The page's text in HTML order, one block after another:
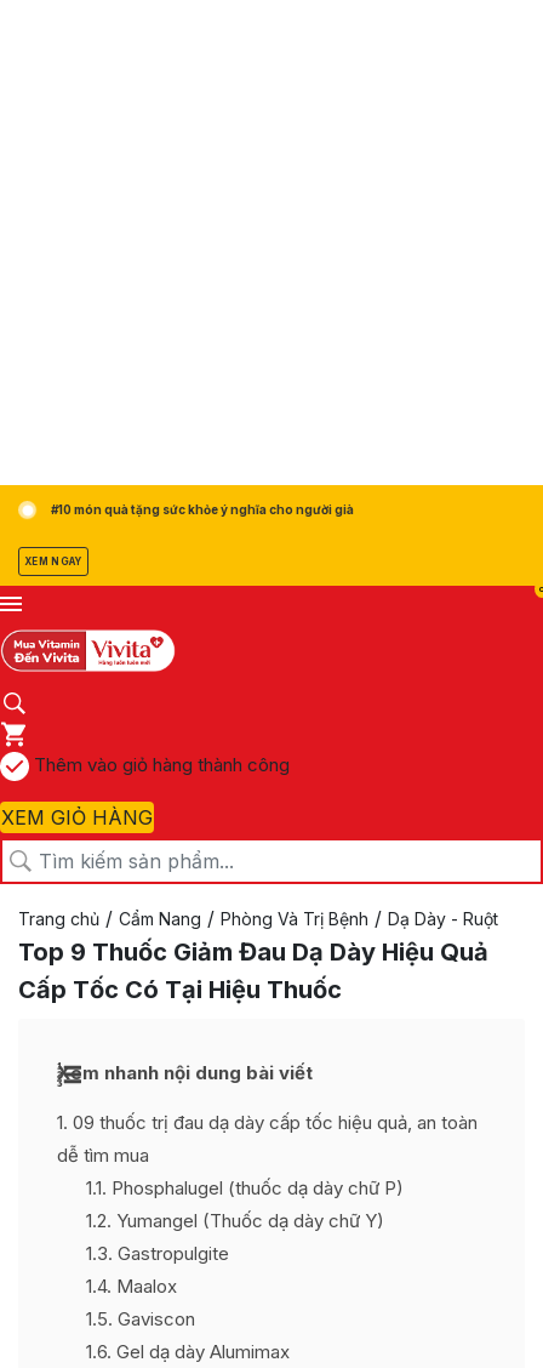
#10 món quà tặng sức khỏe ý nghĩa cho người già
XEM NGAY
0
Thêm vào giỏ hàng thành công
XEM GIỎ HÀNG
Trang chủ / Cẩm Nang / Phòng Và Trị Bệnh / Dạ Dày - Ruột
Top 9 Thuốc Giảm Đau Dạ Dày Hiệu Quả
Cấp Tốc Có Tại Hiệu Thuốc
Xem nhanh nội dung bài viết
1 09 thuốc trị đau dạ dày cấp tốc hiệu quả, an toàn
dễ tìm mua
1.1 Phosphalugel (thuốc dạ dày chữ P)
1.2 Yumangel (Thuốc dạ dày chữ Y)
1.3 Gastropulgite
1.4 Maalox
1.5 Gaviscon
1.6 Gel dạ dày Alumimax